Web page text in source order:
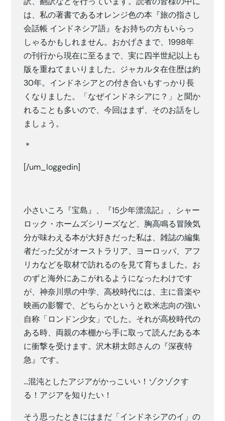
は、私の著書であるオレンジ色の本『旅の指さし
会話帳 インドネシア語』をお持ちの方もいらっ
しゃるかもしれません。おかげさまで、1998年
の刊行から現在に至るまで、実に四半世紀以上も
版を重ねてまいりました。ジャカルタ在住歴は約
30年。インドネシアとの付き合いもすっかり長
くなりました。「なぜインドネシアに？」と聞か
れることも多いので、今回はまず、そのお話をし
ましょう。
＊
[/um_loggedin]
小さいころ『宝島』、『15少年漂流記』、シャー
ロック・ホームズシリーズなど、胸高鳴る冒険気
分が味わえる本が大好きだった私は、雑誌の編集
者だった父がオーストラリア、ヨーロッパ、アフ
リカなどを取材で訪れるのを見て育ちました。お
のずと海外にあこがれるようになったわけです
が、神奈川県の中学、高校時代には、主に音楽や
映画の影響で、どちらかというと欧米志向の強い
自称「ロンドン少女」でした。それが高校時代の
ある時、両親の本棚から手に取って読んだある本
に衝撃を受けます。沢木耕太郎さんの『深夜特
急』です。
…混沌としたアジアがかっこいい！ゾクゾクす
る！アジアを知りたい！
そう思ったときにはまだ「インドネシアのイ」の